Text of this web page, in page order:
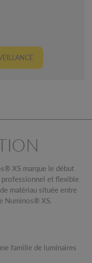
XS marque le début
professionnel et flexible
matériau située entre
Numinos® XS.
famille de luminaires